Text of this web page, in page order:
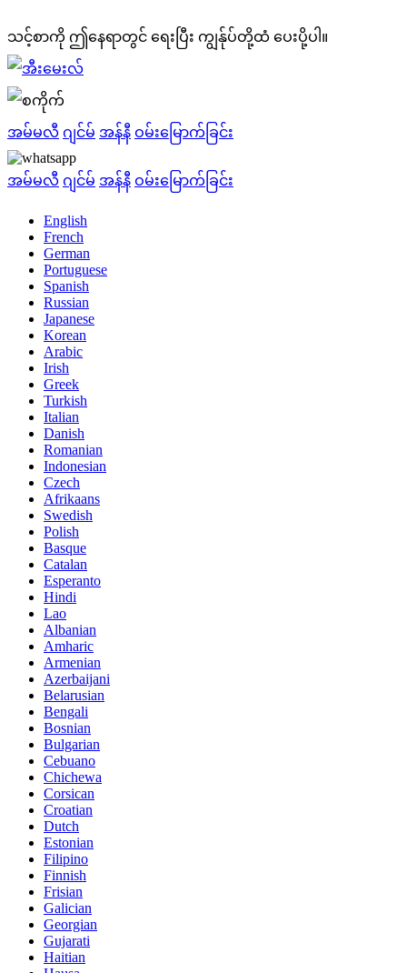
သင့်စာကို ဤနေရာတွင် ရေးပြီး ကျွန်ုပ်တို့ထံ ပေးပို့ပါ။
အမ်မလီ ဂျင်မ် အန်နီ ဝမ်းမြောက်ခြင်း
အမ်မလီ ဂျင်မ် အန်နီ ဝမ်းမြောက်ခြင်း
English
French
German
Portuguese
Spanish
Russian
Japanese
Korean
Arabic
Irish
Greek
Turkish
Italian
Danish
Romanian
Indonesian
Czech
Afrikaans
Swedish
Polish
Basque
Catalan
Esperanto
Hindi
Lao
Albanian
Amharic
Armenian
Azerbaijani
Belarusian
Bengali
Bosnian
Bulgarian
Cebuano
Chichewa
Corsican
Croatian
Dutch
Estonian
Filipino
Finnish
Frisian
Galician
Georgian
Gujarati
Haitian